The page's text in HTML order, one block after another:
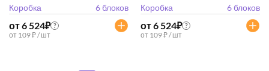
Коробка 6 блоков
от 6 524₽ ?
от 109 ₽ / шт
Коробка 6 блоков
от 6 524₽ ?
от 109 ₽ / шт